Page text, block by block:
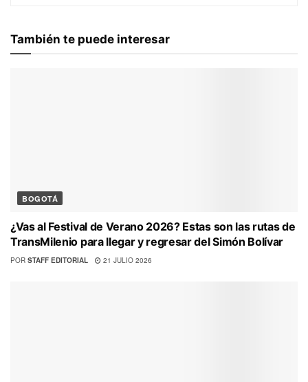
También te puede interesar
BOGOTÁ
¿Vas al Festival de Verano 2026? Estas son las rutas de
TransMilenio para llegar y regresar del Simón Bolívar
POR STAFF EDITORIAL 21 JULIO 2026